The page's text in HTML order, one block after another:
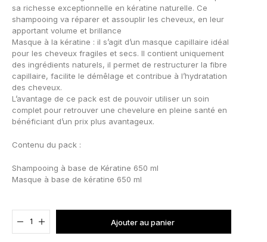
sa richesse exceptionnelle en kératine naturelle. Ce
shampooing va réparer et assouplir les cheveux, en leur
apportant volume et brillance
Masque à la kératine : il s’agit d’un masque capillaire idéal
pour les cheveux fragiles et secs. Il contient uniquement
des ingrédients naturels, il permet de restructurer la fibre
capillaire, facilite le démêlage et contribue à l’hydratation
des cheveux.
L’avantage de ce pack est de pouvoir utiliser un soin
complet pour retrouver une chevelure en pleine santé en
bénéficiant d’un prix plus avantageux.
Contenu du pack :
Shampooing à base de Kératine 650 ml
Masque à base de kératine 650 ml
Ajouter au panier
Added to cart